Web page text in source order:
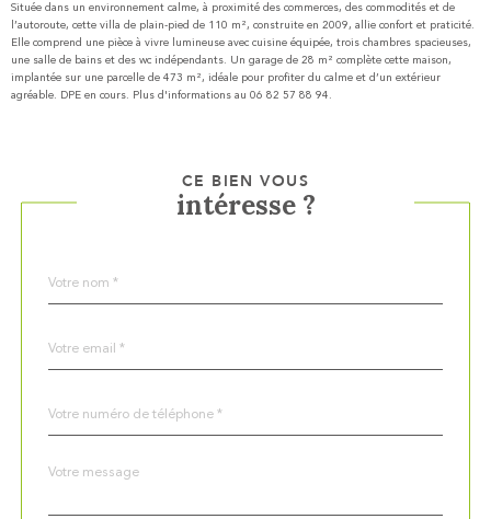
Située dans un environnement calme, à proximité des commerces, des commodités et de
l’autoroute, cette villa de plain-pied de 110 m², construite en 2009, allie confort et praticité.
Elle comprend une pièce à vivre lumineuse avec cuisine équipée, trois chambres spacieuses,
une salle de bains et des wc indépendants. Un garage de 28 m² complète cette maison,
implantée sur une parcelle de 473 m², idéale pour profiter du calme et d’un extérieur
agréable. DPE en cours. Plus d'informations au 06 82 57 88 94.
CE BIEN VOUS
intéresse ?
par
*
*
*
Fieldset
Message